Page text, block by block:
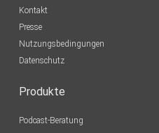
Kontakt
Presse
Nutzungsbedingungen
Datenschutz
Produkte
Podcast-Beratung